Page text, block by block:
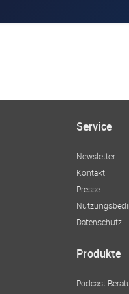
Service
Newsletter
Kontakt
Presse
Datenschutz
Produkte
Podcast-